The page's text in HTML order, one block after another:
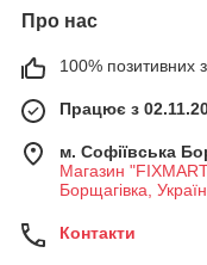
Про нас
100% позитивних з
Працює з
м. Софіївська
Магазин
Борщагівка,
Контакти